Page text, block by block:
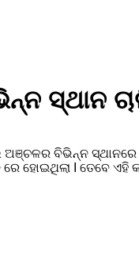
ସ୍ଥାନ
ବିଭିନ୍ନ ସ୍ଥାନରେ
I ତେବେ ଏହି